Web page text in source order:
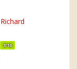
Richard
7/10